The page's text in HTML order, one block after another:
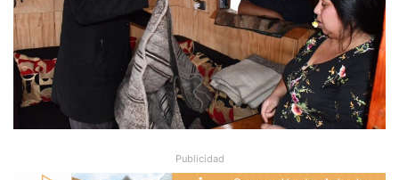
Publicidad